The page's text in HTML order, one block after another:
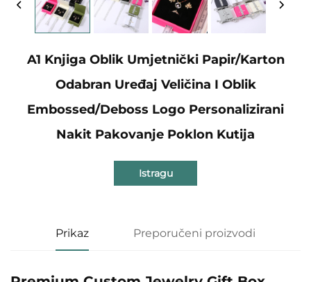
A1 Knjiga Oblik Umjetnički Papir/karton
Odabran Uređaj Veličina I Oblik
Embossed/Deboss Logo Personalizirani
Nakit Pakovanje Poklon Kutija
Istragu
Prikaz Preporučeni proizvodi